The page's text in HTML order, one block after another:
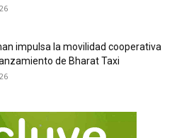
impulsa la movilidad cooperativa
de Bharat Taxi